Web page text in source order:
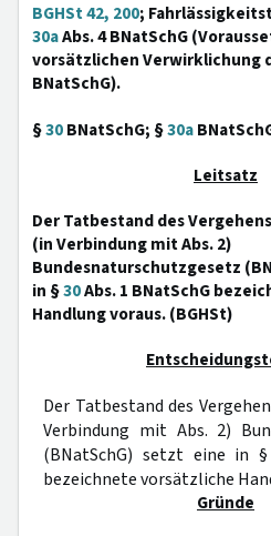
BGHSt 42, 200;
30aAbs. 4 BNatSchG
vorsätzlichen Verwirklichung
BNatSchG).
§30BNatSchG; §30a
Leitsatz
Der Tatbestand des
(in Verbindung mit Abs. 2)
Bundesnaturschutzgesetz
in §30Abs. 1 BNatSchG
Handlung voraus. (BGHSt)
Der Tatbestand des
Verbindung mit Abs. 2)
(BNatSchG) setzt eine in §
bezeichnete vorsätzliche
Gründe